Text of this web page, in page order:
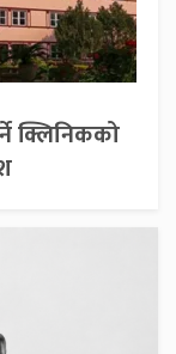
क्लिनिकको